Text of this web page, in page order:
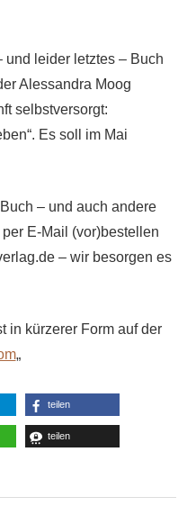
und leider letztes – Buch
Alessandra Moog
selbstversorgt:
Es soll im Mai
– und auch andere
E-Mail (vor)bestellen
– wir besorgen es
in kürzerer Form auf der
„
teilen
teilen